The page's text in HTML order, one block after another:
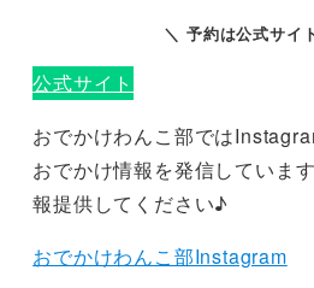
＼ 予約は公式サイ
公式サイト
おでかけわんこ部では
おでかけ情報を発信していま
報提供してください♪
おでかけわんこ部Instagram